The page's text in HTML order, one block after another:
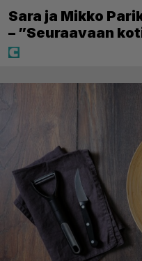
Sara ja Mikko
– ”Seuraavaan